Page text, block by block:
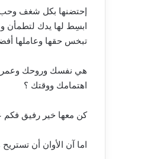
إحتضنها بكل شغف وحب
ابسِط لها يدك لتطمأن
تبخس حقها وعاملها
هي نفسك وروحك وعمرك
اهتمامك ووقتك ؟
كن معها خير رفيق فكم
اما آن الأوان أن